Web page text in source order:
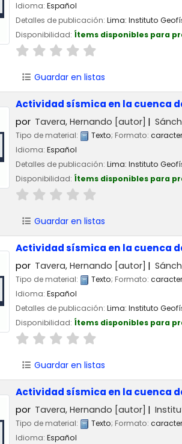
Idioma: Español
Detalles de publicación: Lima: Instituto
Disponibilidad: Ítems disponibles para
Guardar en listas
Actividad sísmica en la cuenca
por Tavera, Hernando [autor]
Tipo de material: Texto; Formato:
Idioma: Español
Detalles de publicación: Lima: Instituto
Disponibilidad: Ítems disponibles para
Guardar en listas
Actividad sísmica en la cuenca
por Tavera, Hernando [autor]
Tipo de material: Texto; Formato:
Idioma: Español
Detalles de publicación: Lima: Instituto
Disponibilidad: Ítems disponibles para
Guardar en listas
Actividad sísmica en la cuenca
por Tavera, Hernando [autor]
Tipo de material: Texto; Formato:
Idioma: Español